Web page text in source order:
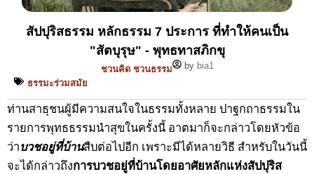
สัปปุริสธรรม หลักธรรม 7 ประการ ที่ทำให้คนเป็น
"สัตบุรุษ" - พุทธทาสภิกขุ
ชวนคิด ชวนธรรม by bia1
ธรรมะร่วมสมัย
ท่านสาธุชนผู้มีความสนใจในธรรมทั้งหลาย ปาฐกถาธรรมใน
รายการพุทธธรรมนำสุขในครั้งนี้ อาตมาก็จะกล่าวโดยหัวข้อ
ว่าบวชอยู่ที่บ้านสืบต่อไปอีก เพราะมีได้หลายวิธี สำหรับในวันนี้
จะได้กล่าวถึงการบวชอยู่ที่บ้านโดยอาศัยหลักแห่งสัปปุริส